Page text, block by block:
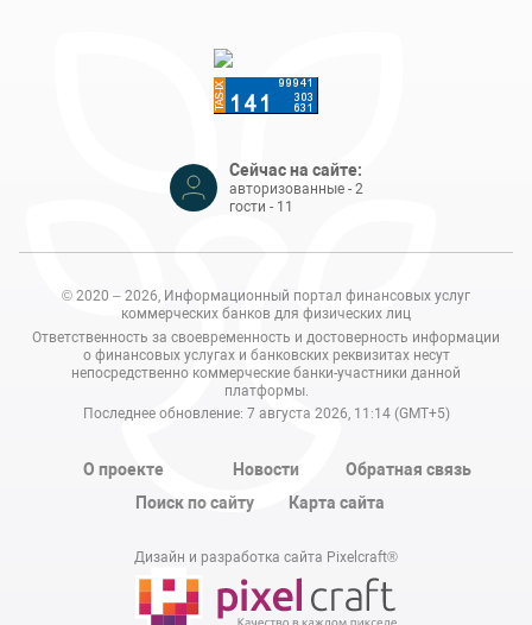
Сейчас на сайте:
авторизованные - 2
гости - 11
© 2020 – 2026, Информационный портал финансовых услуг
коммерческих банков для физических лиц
Ответственность за своевременность и достоверность информации
о финансовых услугах и банковских реквизитах несут
непосредственно коммерческие банки-участники данной
платформы.
Последнее обновление: 7 августа 2026, 11:14 (GMT+5)
О проекте Новости
Обратная связь
Поиск по сайту
Карта сайта
Дизайн и разработка сайта Pixelcraft®